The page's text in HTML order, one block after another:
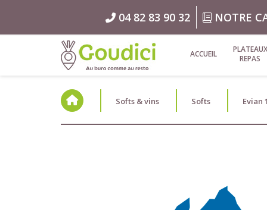
04 82 83 90 32 NOTRE
ACCUEIL
PLATEAUX
REPAS
Softs & vins Softs Evian